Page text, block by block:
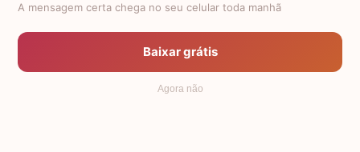
Frases Lindas
A mensagem certa chega no seu celular toda manhã
Baixar grátis
Agora não